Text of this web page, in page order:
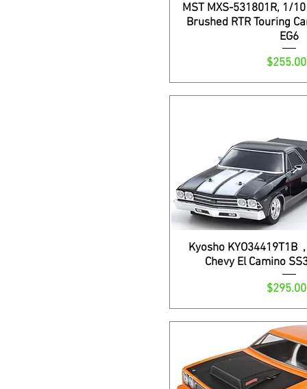
MST MXS-531801R, 1/
Brushed RTR Touring
EG6
Precio
Kyosho KYO34419T1B
Chevy El Camino
Precio